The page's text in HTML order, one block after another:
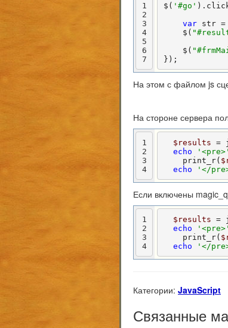
1
2
3
4
5
6
7
$( '#go'
var str =
    $(
    $(
});
На этом с файлом js
На стороне сервера
1
2
3
4
$results =
echo
'<pre>'
    print_r(
echo
'</
Если включены
1
2
3
4
$results =
echo
'<pre>'
    print_r(
echo
'</
Категории: JavaScript
Связанные